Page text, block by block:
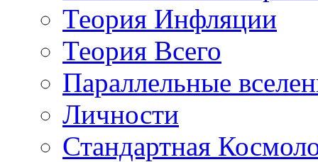
Теория Инфляции
Теория Всего
Параллельные
Личности
Стандартная